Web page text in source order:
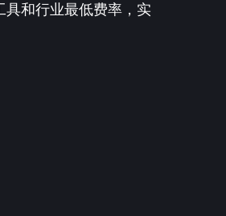
和行业最低费率，实